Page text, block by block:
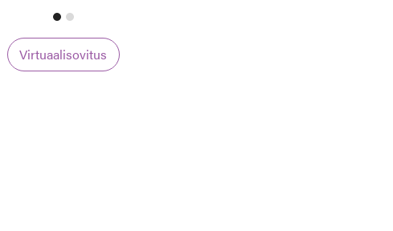
Virtuaalisovitus